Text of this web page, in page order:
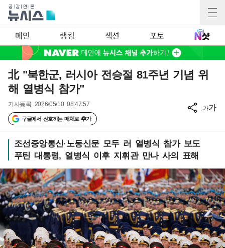
메인 랭킹 섹션 포토
北 "북한군, 러시아 전승절 81주년 기념 위
해 열병식 참가"
기사등록 2026/05/10 08:47:57
구글에서 선호하는 매체로 추가
가가
조선중앙통신·노동신문 모두 러 열병식 참가 보도
푸틴 대통령, 열병식 이후 지휘관 만나 사의 표해